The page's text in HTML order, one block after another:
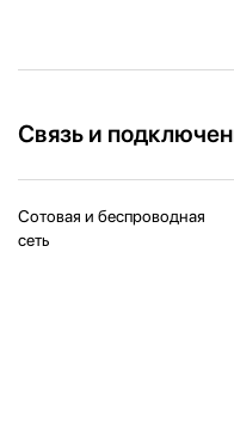
Связь и
Сотовая и беспроводная
сеть